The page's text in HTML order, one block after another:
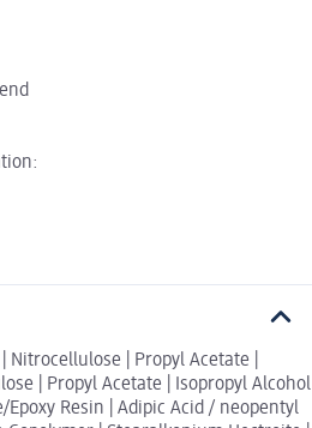
Nitrocellulose | Propyl Acetate |
| Propyl Acetate | Isopropyl Alcohol
Epoxy Resin | Adipic Acid / neopentyl